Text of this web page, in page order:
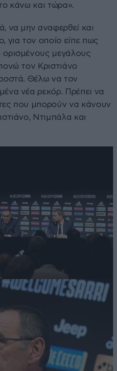
κάνω και τώρα».
να μην αναφερθεί και
για τον οποίο είπε πως
ορισμένους μεγάλους
τον Κριστιάνο
Θέλω να τον
νέα ρεκόρ. Πρέπει να
που μπορούν να κάνουν
Ντιμπάλα και